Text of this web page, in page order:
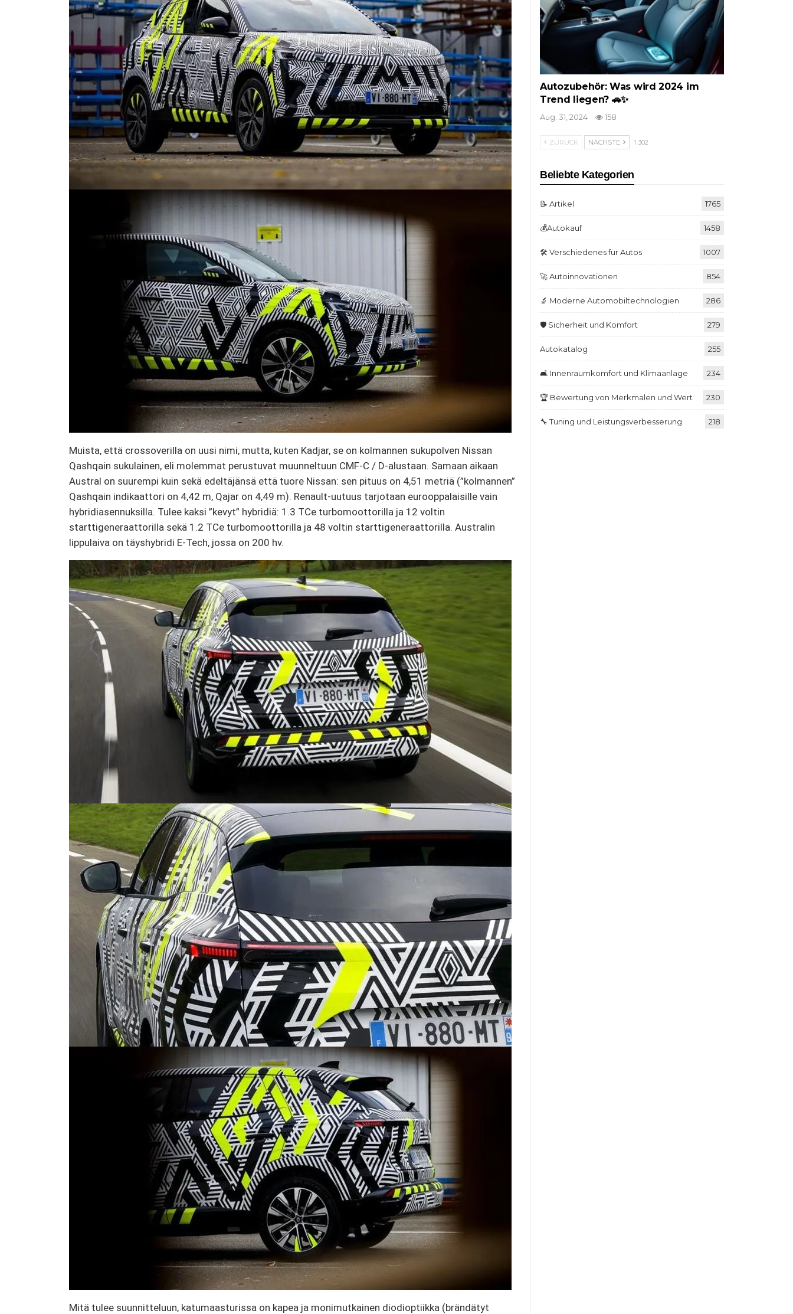
Muista, että crossoverilla on uusi nimi, mutta, kuten Kadjar, se on kolmannen sukupolven Nissan
Qashqain sukulainen, eli molemmat perustuvat muunneltuun CMF-C / D-alustaan. Samaan aikaan
Austral on suurempi kuin sekä edeltäjänsä että tuore Nissan: sen pituus on 4,51 metriä (”kolmannen”
Qashqain indikaattori on 4,42 m, Qajar on 4,49 m). Renault-uutuus tarjotaan eurooppalaisille vain
hybridiasennuksilla. Tulee kaksi ”kevyt” hybridiä: 1.3 TCe turbomoottorilla ja 12 voltin
starttigeneraattorilla sekä 1.2 TCe turbomoottorilla ja 48 voltin starttigeneraattorilla. Australin
lippulaiva on täyshybridi E-Tech, jossa on 200 hv.
Mitä tulee suunnitteluun, katumaasturissa on kapea ja monimutkainen diodioptiikka (brändätyt
Autozubehör: Was wird 2024 im
Trend liegen? 🚗✨
Aug. 31, 2024 158
ZURÜCK NÄCHSTE 1 302
Beliebte Kategorien
📝 Artikel 1765
💰Autokauf 1458
🛠️ Verschiedenes für Autos 1007
🚀 Autoinnovationen 854
🔬 Moderne Automobiltechnologien 286
🛡️ Sicherheit und Komfort 279
Autokatalog 255
🛋️ Innenraumkomfort und Klimaanlage 234
🏆 Bewertung von Merkmalen und Wert 230
🔧 Tuning und Leistungsverbesserung 218